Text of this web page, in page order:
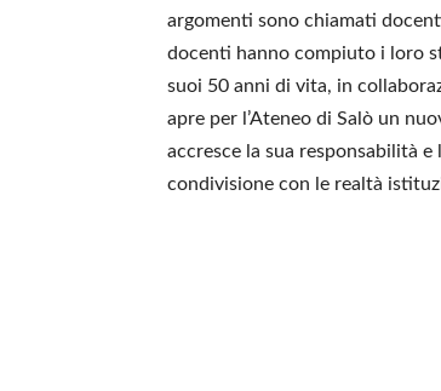
argomenti sono chiamati
docenti hanno compiuto i loro
suoi 50 anni di vita, in
apre per l’Ateneo di Salò un
accresce la sua responsabilità
condivisione con le realtà